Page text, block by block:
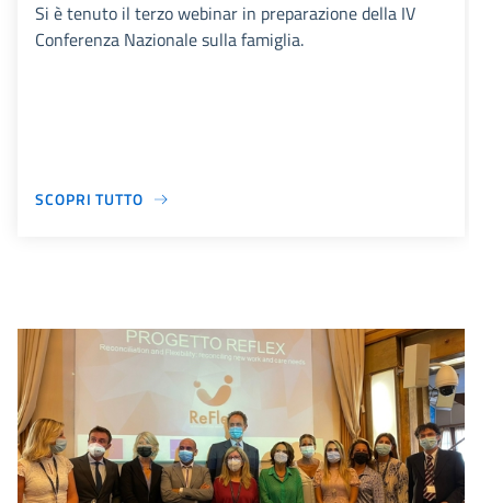
Si è tenuto il terzo webinar in preparazione della IV
Conferenza Nazionale sulla famiglia.
SCOPRI TUTTO